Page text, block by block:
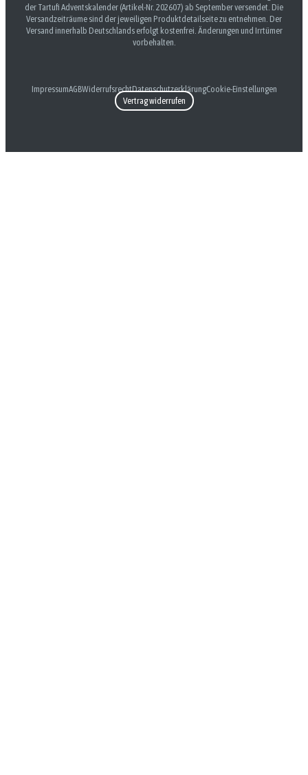
der Tartufi Adventskalender (Artikel-Nr. 202607) ab September versendet. Die
Versandzeiträume sind der jeweiligen Produktdetailseite zu entnehmen. Der
Versand innerhalb Deutschlands erfolgt kostenfrei. Änderungen und Irrtümer
vorbehalten.
ImpressumAGBWiderrufsrechtDatenschutzerklärungCookie-Einstellungen
Vertrag widerrufen